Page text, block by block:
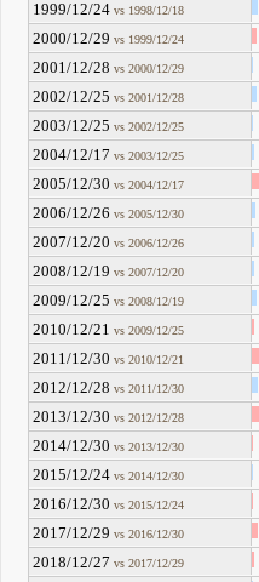
1999/12/24 vs 1998/12/18
2000/12/29 vs 1999/12/24
2001/12/28 vs 2000/12/29
2002/12/25 vs 2001/12/28
2003/12/25 vs 2002/12/25
2004/12/17 vs 2003/12/25
2005/12/30 vs 2004/12/17
2006/12/26 vs 2005/12/30
2007/12/20 vs 2006/12/26
2008/12/19 vs 2007/12/20
2009/12/25 vs 2008/12/19
2010/12/21 vs 2009/12/25
2011/12/30 vs 2010/12/21
2012/12/28 vs 2011/12/30
2013/12/30 vs 2012/12/28
2014/12/30 vs 2013/12/30
2015/12/24 vs 2014/12/30
2016/12/30 vs 2015/12/24
2017/12/29 vs 2016/12/30
2018/12/27 vs 2017/12/29